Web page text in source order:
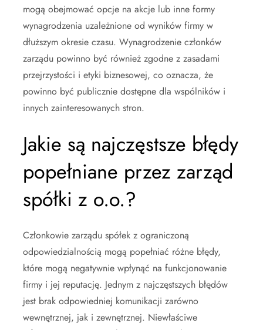
mogą obejmować opcje na akcje lub inne formy
wynagrodzenia uzależnione od wyników firmy w
dłuższym okresie czasu. Wynagrodzenie członków
zarządu powinno być również zgodne z zasadami
przejrzystości i etyki biznesowej, co oznacza, że
powinno być publicznie dostępne dla wspólników i
innych zainteresowanych stron.
Jakie są najczęstsze błędy
popełniane przez zarząd
spółki z o.o.?
Członkowie zarządu spółek z ograniczoną
odpowiedzialnością mogą popełniać różne błędy,
które mogą negatywnie wpłynąć na funkcjonowanie
firmy i jej reputację. Jednym z najczęstszych błędów
jest brak odpowiedniej komunikacji zarówno
wewnętrznej, jak i zewnętrznej. Niewłaściwe